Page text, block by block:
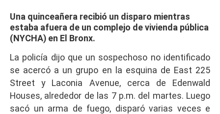
Una quinceañera recibió un disparo mientras
estaba afuera de un complejo de vivienda pública
(NYCHA) en El Bronx.
La policía dijo que un sospechoso no identificado
se acercó a un grupo en la esquina de East 225
Street y Laconia Avenue, cerca de Edenwald
Houses, alrededor de las 7 p.m. del martes. Luego
sacó un arma de fuego, disparó varias veces e